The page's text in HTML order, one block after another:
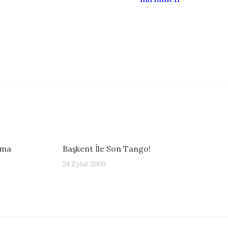
Başkent İle Son Tango!
24 Eylül 2009